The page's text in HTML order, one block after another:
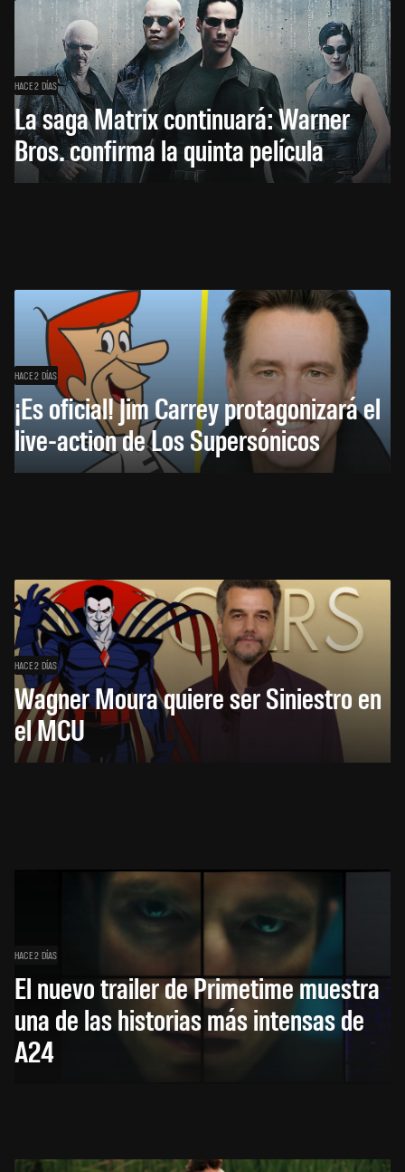
HACE 2 DÍAS
La saga Matrix continuará: Warner
Bros. confirma la quinta película
HACE 2 DÍAS
¡Es oficial! Jim Carrey protagonizará el
live-action de Los Supersónicos
HACE 2 DÍAS
Wagner Moura quiere ser Siniestro en
el MCU
HACE 2 DÍAS
El nuevo trailer de Primetime muestra
una de las historias más intensas de
A24